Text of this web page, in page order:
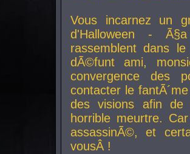
Vous incarnez un
d'Halloween -
rassemblent dans
dÃ©funt ami,
convergence des
contacter le
des visions afin
horrible meurtre.
assassinÃ©, et
vousÂ !